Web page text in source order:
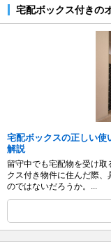
宅配ボックス付きの
宅配ボックスの正しい使
解説
留守中でも宅配物を受け取
クス付き物件に住んだ際
のではないだろうか。...